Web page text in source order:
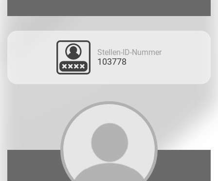
Stellen-ID-Nummer
103778